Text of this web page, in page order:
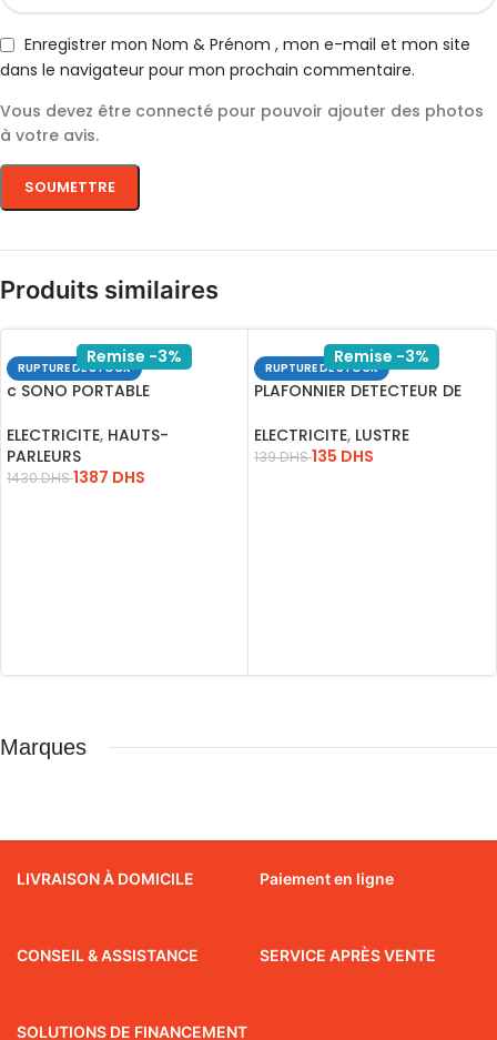
Enregistrer mon Nom & Prénom , mon e-mail et mon site
dans le navigateur pour mon prochain commentaire.
Vous devez être connecté pour pouvoir ajouter des photos
à votre avis.
Produits similaires
Remise -3%
RUPTURE DE STOCK
c SONO PORTABLE
SD-FM
ELECTRICITE, HAUTS-
PARLEURS
1430DHS1387 DHS
Remise -3%
RUPTURE DE STOCK
PLAFONNIER DETECTEUR DE
ELECTRICITE, LUSTRE
139DHS135 DHS
Marques
LIVRAISON À DOMICILE Paiement en ligne
CONSEIL & ASSISTANCE SERVICE APRÈS VENTE
SOLUTIONS DE FINANCEMENT